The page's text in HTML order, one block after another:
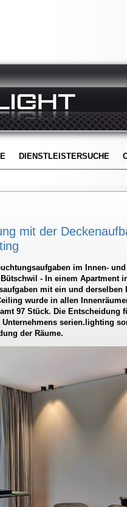
DIENSTLEISTERSUCHE
mit der
im Innen-
- In einem Apartment
mit ein und derselben
wurde in allen
97 Stück. Die Entscheidung
serien.lighting
der Räume.